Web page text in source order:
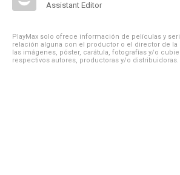
Assistant Editor
PlayMax solo ofrece información de películas y
relación alguna con el productor o el director de la
las imágenes, póster, carátula, fotografías y/o
respectivos autores, productoras y/o distribuidoras.